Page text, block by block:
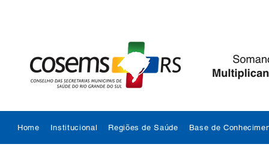
Home Institucional Regiões de Saúde Base de